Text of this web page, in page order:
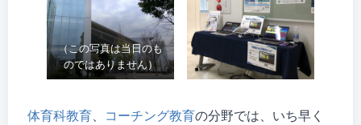
（この写真は当日のも
のではありません）
体育科教育、 コーチング教育の分野では、いち早く